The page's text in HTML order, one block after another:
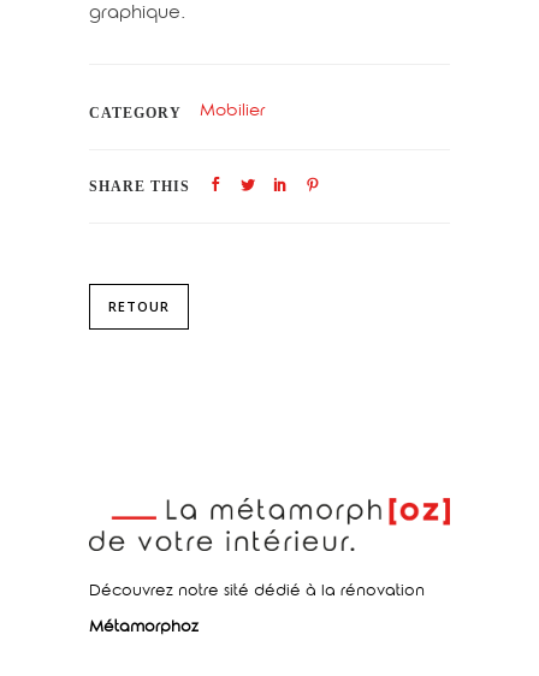
graphique.
CATEGORY Mobilier
SHARE THIS
RETOUR
Découvrez notre sité dédié à la rénovation
Métamorphoz